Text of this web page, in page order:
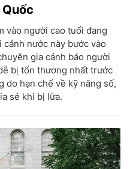
vào người cao tuổi đang
nước này bước vào
gia cảnh báo người
bị tổn thương nhất trước
do hạn chế về kỹ năng số,
sẻ khi bị lừa.